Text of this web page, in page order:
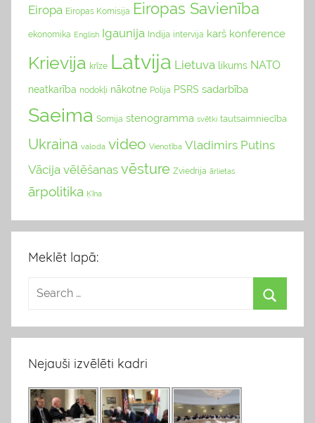
Eiropa Eiropas Komisija Eiropas Savienība
ekonomika English Igaunija Indija intervija karš konference
Krievija krīze Latvija Lietuva likums NATO
neatkarība nodokļi nākotne Polija PSRS sadarbība
Saeima Somija stenogramma svētki tautsaimniecība
Ukraina valoda video Vienotība Vladimirs Putins
Vācija vēlēšanas vēsture Zviedrija ārlietas
ārpolitika Ķīna
Meklēt lapā:
Nejauši izvēlēti kadri